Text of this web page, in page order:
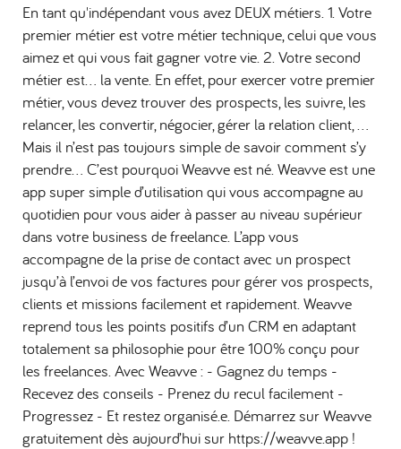
En tant qu'indépendant vous avez DEUX métiers. 1. Votre
premier métier est votre métier technique, celui que vous
aimez et qui vous fait gagner votre vie. 2. Votre second
métier est... la vente. En effet, pour exercer votre premier
métier, vous devez trouver des prospects, les suivre, les
relancer, les convertir, négocier, gérer la relation client, ...
Mais il n’est pas toujours simple de savoir comment s’y
prendre… C’est pourquoi Weavve est né. Weavve est une
app super simple d’utilisation qui vous accompagne au
quotidien pour vous aider à passer au niveau supérieur
dans votre business de freelance. L’app vous
accompagne de la prise de contact avec un prospect
jusqu’à l’envoi de vos factures pour gérer vos prospects,
clients et missions facilement et rapidement. Weavve
reprend tous les points positifs d’un CRM en adaptant
totalement sa philosophie pour être 100% conçu pour
les freelances. Avec Weavve : - Gagnez du temps -
Recevez des conseils - Prenez du recul facilement -
Progressez - Et restez organisé.e. Démarrez sur Weavve
gratuitement dès aujourd’hui sur https://weavve.app !